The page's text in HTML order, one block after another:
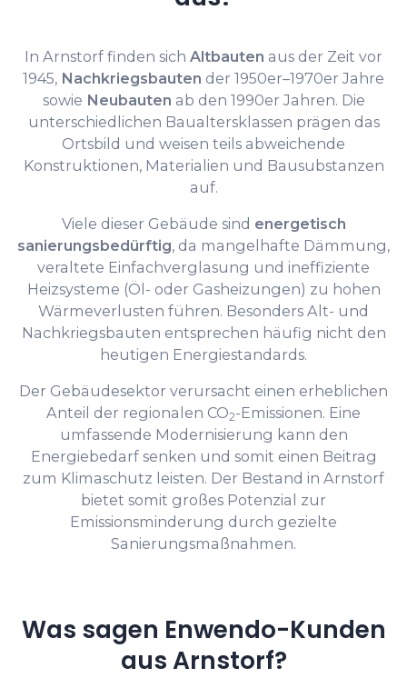
In Arnstorf finden sich Altbauten aus der Zeit vor
1945, Nachkriegsbauten der 1950er–1970er Jahre
sowie Neubauten ab den 1990er Jahren. Die
unterschiedlichen Baualtersklassen prägen das
Ortsbild und weisen teils abweichende
Konstruktionen, Materialien und Bausubstanzen
auf.
Viele dieser Gebäude sind energetisch
sanierungsbedürftig, da mangelhafte Dämmung,
veraltete Einfachverglasung und ineffiziente
Heizsysteme (Öl- oder Gasheizungen) zu hohen
Wärmeverlusten führen. Besonders Alt- und
Nachkriegsbauten entsprechen häufig nicht den
heutigen Energiestandards.
Der Gebäudesektor verursacht einen erheblichen
Anteil der regionalen CO2-Emissionen. Eine
umfassende Modernisierung kann den
Energiebedarf senken und somit einen Beitrag
zum Klimaschutz leisten. Der Bestand in Arnstorf
bietet somit großes Potenzial zur
Emissionsminderung durch gezielte
Sanierungsmaßnahmen.
Was sagen Enwendo-Kunden
aus Arnstorf?